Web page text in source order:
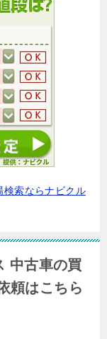
検索ならナビクル
中古車の買
頼はこちら